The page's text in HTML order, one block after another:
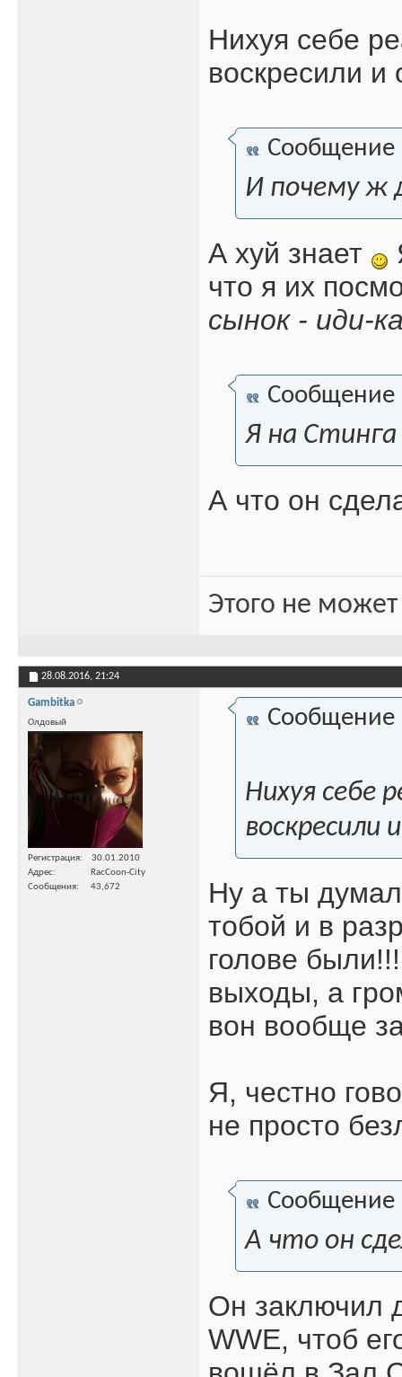
Нихуя себе
воскресили и
Сообщение
И почему ж
А хуй знает
что я их
сынок - иди-
Сообщение
Я на
А что он
Этого не
28.08.2016, 21:24
Gambitka
Олдовый
Регистрация
30.01.2010
Адрес
RacCoon-City
Сообщения
43,672
Сообщение
Нихуя себе
воскресили
Ну а ты
тобой и в
голове
выходы, а
вон вообще
Я, честно
не просто
Сообщение
А что он
Он заключил
WWE, чтоб